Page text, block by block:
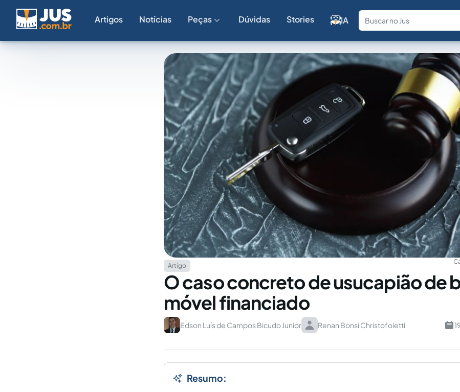
Artigos Notícias Peças Dúvidas Stories IA
Fale com
Artigo
O caso concreto de usucapião de
móvel financiado
Edson Luís de Campos Bicudo Junior Renan Bonsi Christofoletti
Resumo: